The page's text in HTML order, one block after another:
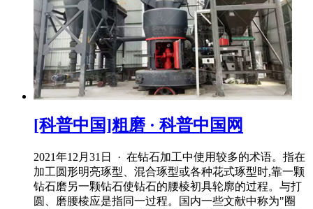
[科普中国]粗磨 · 科普中国网
2021年12月31日 · 在钻石加工中使用较多的术语。指在
加工圆形明亮琢型、混合琢型或各种花式琢型时,靠一颗
钻石磨另一颗钻石使钻石的腰棱初具轮廓的过程。与打
圆、磨腰棱应是指同一过程。国内一些文献中称为"圈